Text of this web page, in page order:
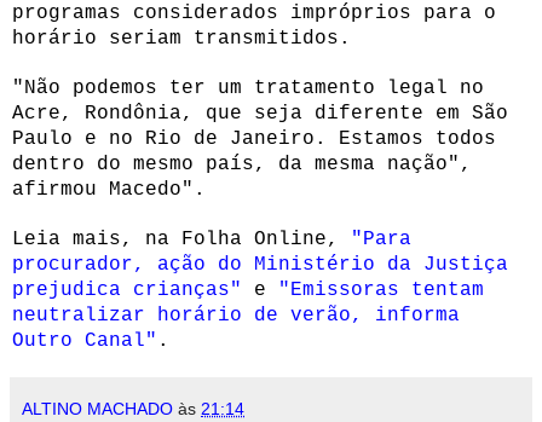
programas considerados impróprios para o
horário seriam transmitidos.
"Não podemos ter um tratamento legal no
Acre, Rondônia, que seja diferente em São
Paulo e no Rio de Janeiro. Estamos todos
dentro do mesmo país, da mesma nação",
afirmou Macedo".
Leia mais, na Folha Online,
"Para
procurador, ação do Ministério da Justiça
prejudica crianças"
e
"Emissoras tentam
neutralizar horário de verão, informa
Outro Canal" .
ALTINO MACHADO às 21:14